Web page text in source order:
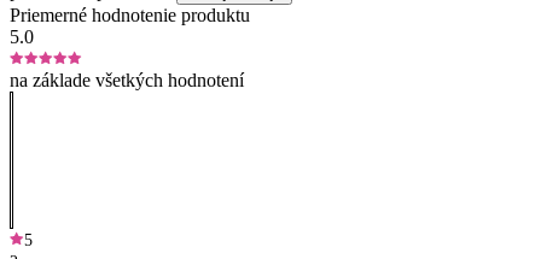
Priemerné hodnotenie produktu
5.0
na základe všetkých hodnotení
5